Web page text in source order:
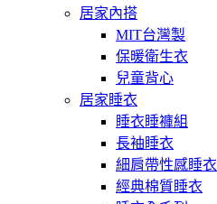
居家內搭
MIT台灣製
保暖衛生衣
兒童背心
居家睡衣
睡衣睡褲組
長袖睡衣
細肩帶性感睡衣
經典棉質睡衣